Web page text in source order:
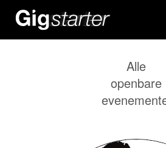
Alle
openbare